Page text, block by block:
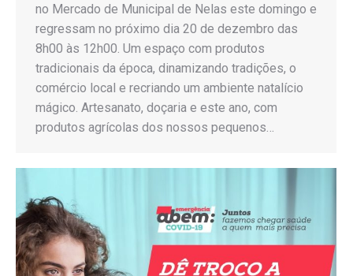
no Mercado de Municipal de Nelas este domingo e
regressam no próximo dia 20 de dezembro das
8h00 às 12h00. Um espaço com produtos
tradicionais da época, dinamizando tradições, o
comércio local e recriando um ambiente natalício
mágico. Artesanato, doçaria e este ano, com
produtos agrícolas dos nossos pequenos…